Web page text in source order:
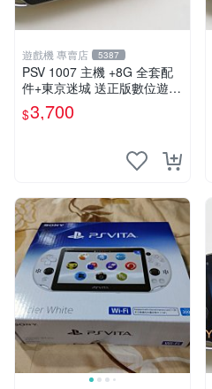
遊戲機 專賣店 5387
PSV 1007 主機 +8G 全套配
件+東京迷城 送正版數位遊戲
$3,700